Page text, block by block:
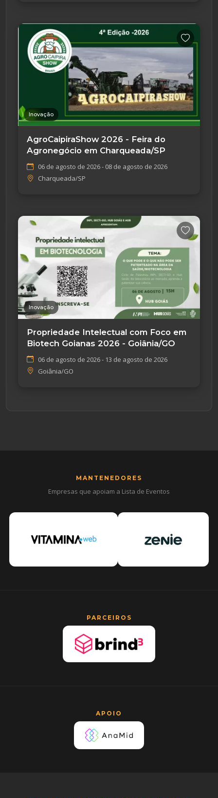
Inovação
AgroCaipiraShow 2026 - Feira do
Agronegócio em Charqueada/SP
06 de agosto de 2026 - 08 de agosto de 2026
Charqueada/SP
Inovação
Propriedade Intelectual com Foco em
Biotech Goianas 2026 - Goiânia/GO
06 de agosto de 2026 - 13 de agosto de 2026
Goiânia/GO
MANTENEDORES
Empresas que apoiam a Lista de Eventos
PARCEIROS
APOIO